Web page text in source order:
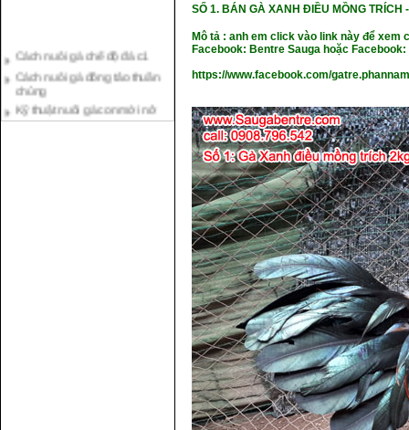
Cách nuôi gà đông tảo thuần
chủng
Kỹ thuật nuôi gà con mới nở
Hướng dẫn nuôi gà đá
SỐ 1. BÁN GÀ XANH ĐIỀU MỒNG TRÍCH
Mô tả : anh em click vào link này để
Facebook: Bentre Sauga hoặc Facebook:
https://www.facebook.com/